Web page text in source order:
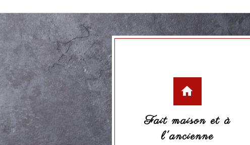
Ajouter au panier
Serrano au romarin
5,24 €
Fait maison et à
l'ancienne